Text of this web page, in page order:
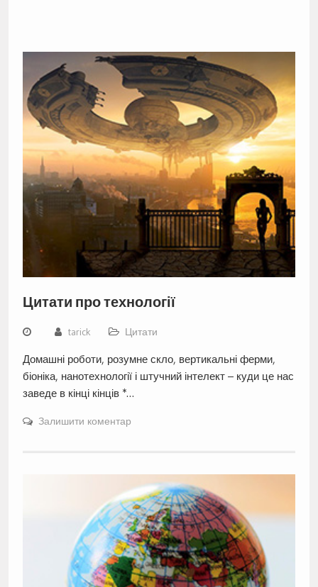
Цитати про технології
tarick Цитати
Домашні роботи, розумне скло, вертикальні ферми,
біоніка, нанотехнології і штучний інтелект – куди це нас
заведе в кінці кінців *…
Залишити коментар